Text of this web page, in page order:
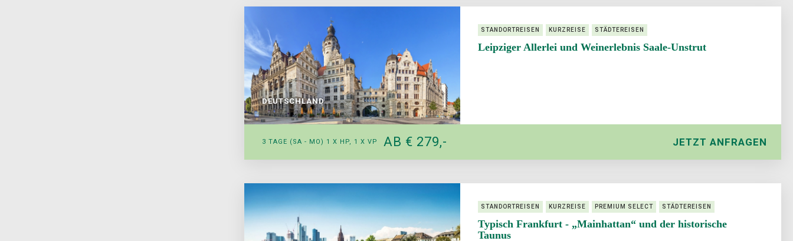
DEUTSCHLAND
STANDORTREISEN KURZREISE STÄDTEREISEN
Leipziger Allerlei und Weinerlebnis Saale-Unstrut
JETZT ANFRAGEN
3 TAGE (SA - MO) 1 X HP, 1 X VP AB € 279,-
STANDORTREISEN KURZREISE PREMIUM SELECT STÄDTEREISEN
Typisch Frankfurt - „Mainhattan“ und der historische
Taunus